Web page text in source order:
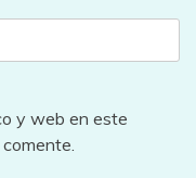
y web en este